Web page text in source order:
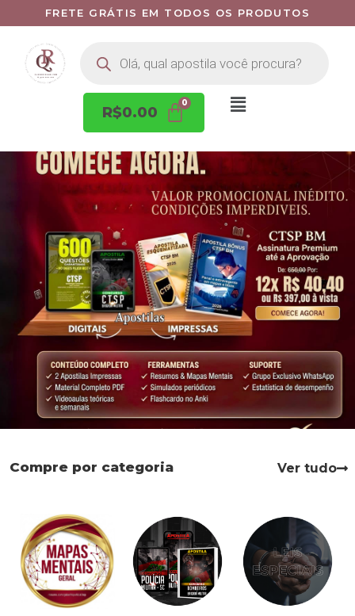
FRETE GRÁTIS EM TODOS OS PRODUTOS
R$0.00
Compre por categoria Ver tudo